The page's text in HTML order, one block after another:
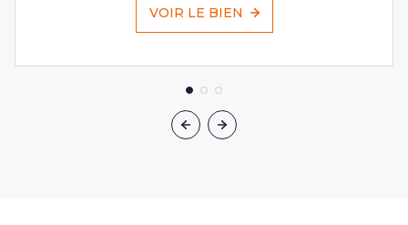
VOIR LE BIEN